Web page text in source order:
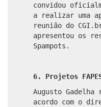
convidou
a realizar uma
reunião do
apresentou os
Spampots.
6. Projetos
Augusto
acordo com o